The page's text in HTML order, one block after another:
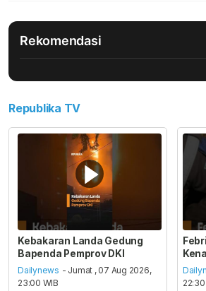
Rekomendasi
Republika TV
Kebakaran Landa Gedung
Bapenda Pemprov DKI
Dailynews - Jumat , 07 Aug 2026,
23:00 WIB